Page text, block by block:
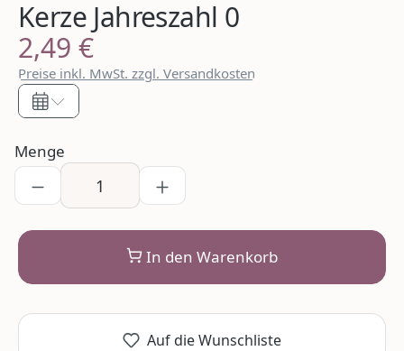
Kerze Jahreszahl 0
Regulärer Preis:
2,49 €
Preise inkl. MwSt. zzgl. Versandkosten
Menge
In den Warenkorb
Auf die Wunschliste